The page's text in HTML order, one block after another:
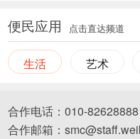
便民应用 点击直达频道
生活 艺术
合作电话：010-82628888
合作邮箱：